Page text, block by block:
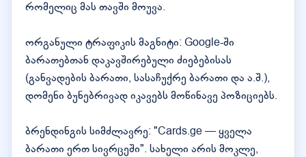
რომელიც მას თავში მოუვა.
ორგანული ტრაფიკის მაგნიტი: Google-ში
ბარათებთან დაკავშირებული ძიებებისას
(განვადების ბარათი, სასაჩუქრე ბარათი და ა.შ.),
დომენი ბუნებრივად იკავებს მოწინავე პოზიციებს.
ბრენდინგის სიმძლავრე: "Cards.ge — ყველა
ბარათი ერთ სივრცეში". სახელი არის მოკლე,